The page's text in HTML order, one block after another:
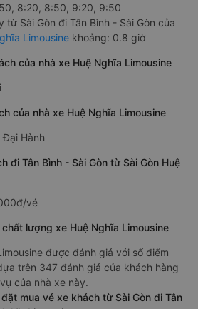
8:20, 8:50, 9:20, 9:50
từ Sài Gòn đi Tân Bình - Sài Gòn của
Limousine khoảng: 0.8 giờ
của nhà xe Huệ Nghĩa Limousine
của nhà xe Huệ Nghĩa Limousine
Đại Hành
đi Tân Bình - Sài Gòn từ Sài Gòn Huệ
vé
lượng xe Huệ Nghĩa Limousine
được đánh giá với số điểm
trên 347 đánh giá của khách hàng
của nhà xe này.
mua vé xe khách từ Sài Gòn đi Tân